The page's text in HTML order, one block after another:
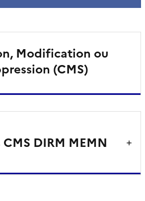
Modification ou
(CMS)
DIRM MEMN